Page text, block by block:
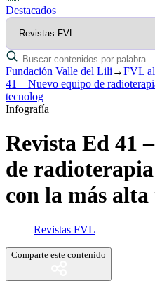
Destacados
Fundación Valle del Lili →FVL
41 – Nuevo equipo de
tecnolog
Infografía
Revista Ed 41
de
con la más alta
Revistas FVL
Comparte este contenido